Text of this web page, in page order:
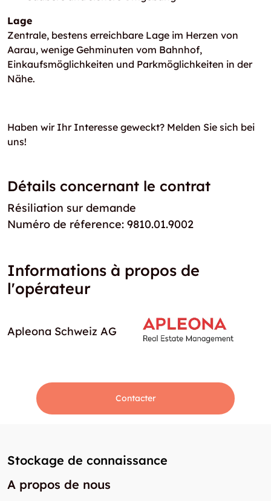
Lage
Zentrale, bestens erreichbare Lage im Herzen von
Aarau, wenige Gehminuten vom Bahnhof,
Einkaufsmöglichkeiten und Parkmöglichkeiten in der
Nähe.
Haben wir Ihr Interesse geweckt? Melden Sie sich bei
uns!
Détails concernant le contrat
Résiliation sur demande
Numéro de réference: 9810.01.9002
Informations à propos de
l'opérateur
Apleona Schweiz AG
Contacter
Stockage de connaissance
A propos de nous